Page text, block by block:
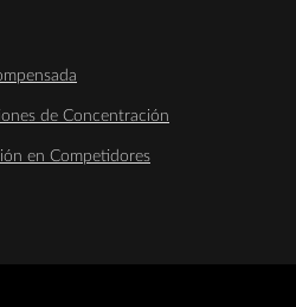
de Concentración
en Competidores